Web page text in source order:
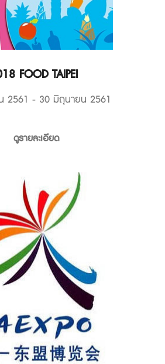
FOOD TAIPEI
2561 - 30 มิถุนายน 2561
ดูรายละเอียด